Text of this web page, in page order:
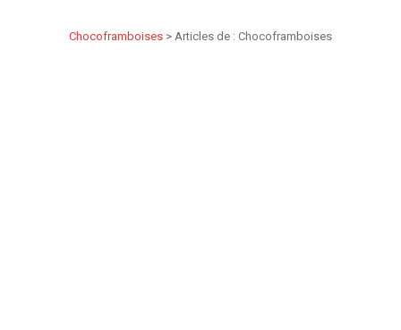
Chocoframboises > Articles de : Chocoframboises